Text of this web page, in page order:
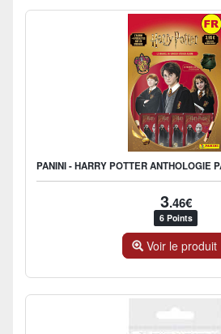
3.46€
6 Points
Voir le produit